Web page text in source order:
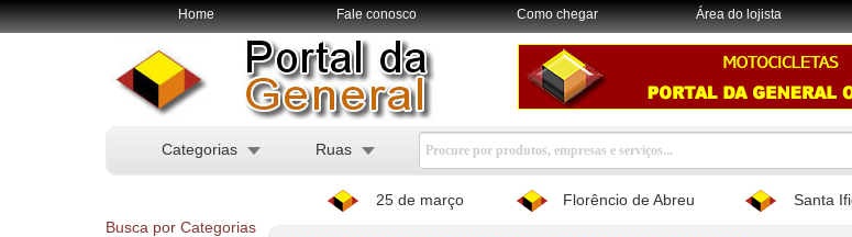
Home Fale conosco Como chegar Área do lojista
Categorias Ruas
25 de março Florêncio de Abreu Santa
Busca por Categorias